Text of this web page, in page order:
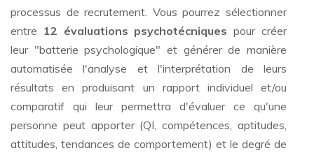
processus de recrutement. Vous pourrez sélectionner
entre 12 évaluations psychotécniques pour créer
leur "batterie psychologique" et générer de manière
automatisée l'analyse et l'interprétation de leurs
résultats en produisant un rapport individuel et/ou
comparatif qui leur permettra d'évaluer ce qu'une
personne peut apporter (QI, compétences, aptitudes,
attitudes, tendances de comportement) et le degré de